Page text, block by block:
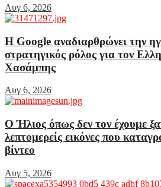
Αυγ 6, 2026
Η Google αναδιαρθρώνει την
στρατηγικός ρόλος για τον
Χασάμπης
Αυγ 6, 2026
Ο Ήλιος όπως δεν τον έχουμε
λεπτομερείς εικόνες που
βίντεο
Αυγ 5, 2026